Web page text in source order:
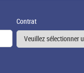
Contrat